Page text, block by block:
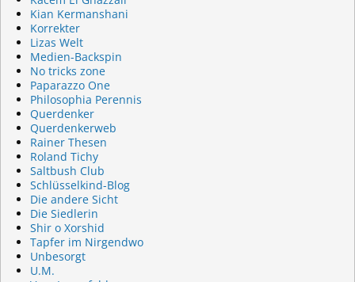
Kian Kermanshani
Korrekter
Lizas Welt
Medien-Backspin
No tricks zone
Paparazzo One
Philosophia Perennis
Querdenker
Querdenkerweb
Rainer Thesen
Roland Tichy
Saltbush Club
Schlüsselkind-Blog
Die andere Sicht
Die Siedlerin
Shir o Xorshid
Tapfer im Nirgendwo
Unbesorgt
U.M.